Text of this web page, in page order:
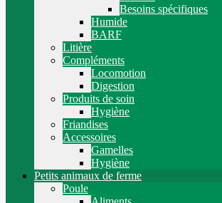
Besoins spécifiques
Humide
BARF
Litière
Compléments
Locomotion
Digestion
Produits de soin
Hygiène
Friandises
Accessoires
Gamelles
Hygiène
Petits animaux de ferme
Poule